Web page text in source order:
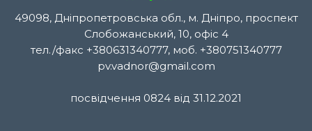
49098, Дніпропетровська обл., м. Дніпро, проспект
Слобожанський, 10, офіс 4
тел./факс +380631340777, моб. +380751340777
pv.vadnor@gmail.com
посвідчення 0824 від 31.12.2021